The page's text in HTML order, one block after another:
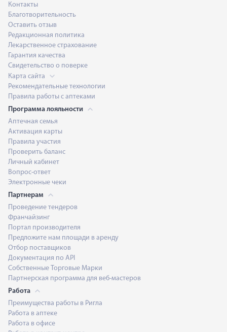
Контакты
Благотворительность
Оставить отзыв
Редакционная политика
Лекарственное страхование
Гарантия качества
Свидетельство о поверке
Карта сайта
Рекомендательные технологии
Правила работы с аптеками
Программа лояльности
Аптечная семья
Активация карты
Правила участия
Проверить баланс
Личный кабинет
Вопрос-ответ
Электронные чеки
Партнерам
Проведение тендеров
Франчайзинг
Портал производителя
Предложите нам площади в аренду
Отбор поставщиков
Документация по API
Собственные Торговые Марки
Партнерская программа для веб-мастеров
Работа
Преимущества работы в Ригла
Работа в аптеке
Работа в офисе